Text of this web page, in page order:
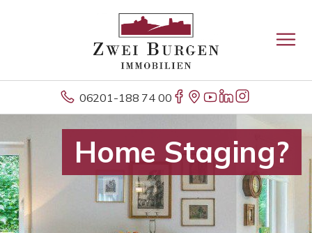
06201-188 74 00
Home Staging?